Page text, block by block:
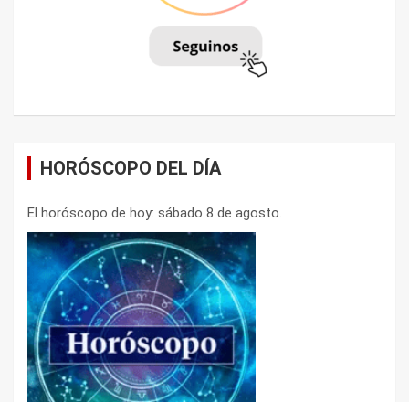
HORÓSCOPO DEL DÍA
El horóscopo de hoy: sábado 8 de agosto.